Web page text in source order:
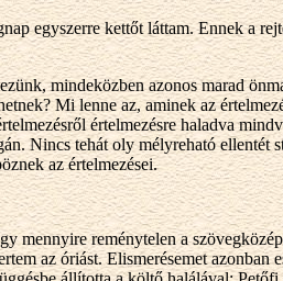
egyszerre kettőt láttam. Ennek a
mindeközben azonos marad
Mi lenne az, aminek az
értelmezésre haladva
Nincs tehát oly mélyreható ellentét
az értelmezései.
mennyire reménytelen a
az óriást. Elismerésemet azonban